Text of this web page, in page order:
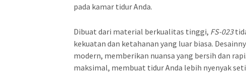
pada kamar tidur Anda.
Dibuat dari material berkualitas tinggi, FS-023
kekuatan dan ketahanan yang luar biasa.
modern, memberikan nuansa yang bersih dan
maksimal, membuat tidur Anda lebih nyenyak